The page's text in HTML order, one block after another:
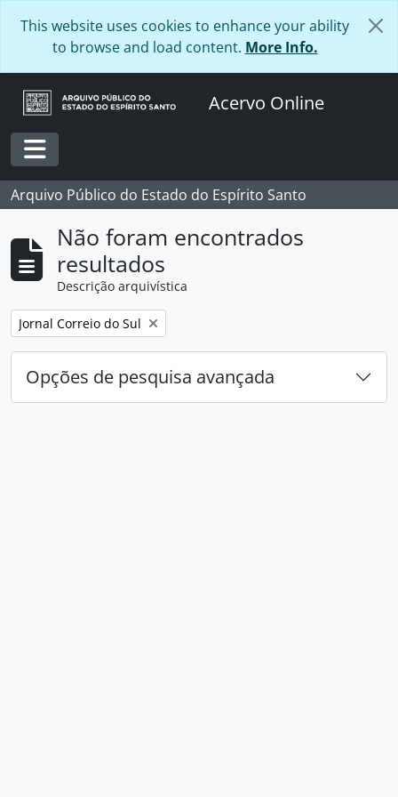
This website uses cookies to enhance your ability
to browse and load content. More Info.
Acervo Online
Toggle navigation
Arquivo Público do Estado do Espírito Santo
Não foram encontrados
resultados
Descrição arquivística
Remover filtro:
Jornal Correio do Sul
Opções de pesquisa avançada